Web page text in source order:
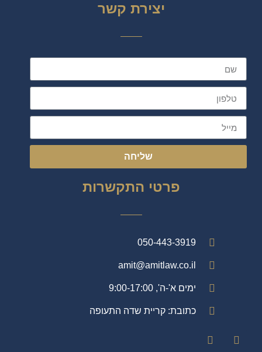
יצירת קשר
שליחה
פרטי התקשרות
050-443-3919
amit@amitlaw.co.il
ימים א'-ה', 9:00-17:00
כתובת: קריית שדה התעופה